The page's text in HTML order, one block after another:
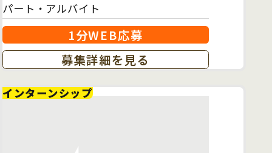
パート・アルバイト
1分WEB応募
募集詳細を見る
インターンシップ